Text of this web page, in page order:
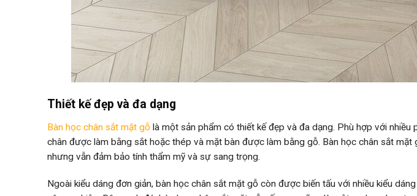
Thiết kế đẹp và đa dạng
Bàn học chân sắt mặt gỗ là một sản phẩm có thiết kế đẹp và đa dạng. Phù hợp với nhiều
chân được làm bằng sắt hoặc thép và mặt bàn được làm bằng gỗ. Bàn học chân sắt
nhưng vẫn đảm bảo tính thẩm mỹ và sự sang trọng.
Ngoài kiểu dáng đơn giản, bàn học chân sắt mặt gỗ còn được biến tấu với nhiều kiểu